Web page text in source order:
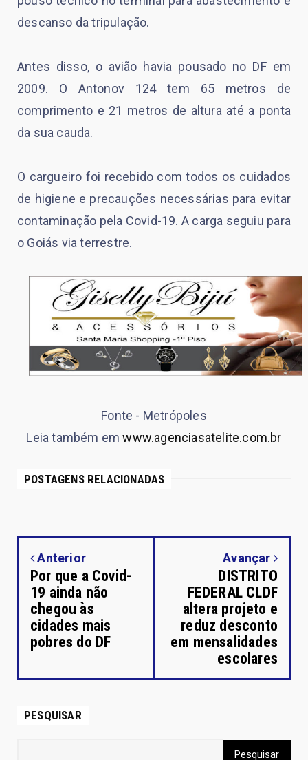
descanso da tripulação.
Antes disso, o avião havia pousado no DF em
2009. O Antonov 124 tem 65 metros de
comprimento e 21 metros de altura até a ponta
da sua cauda.
O cargueiro foi recebido com todos os cuidados
de higiene e precauções necessárias para evitar
contaminação pela Covid-19. A carga seguiu para
o Goiás via terrestre.
Fonte - Metrópoles
Leia também emwww.agenciasatelite.com.br
POSTAGENS RELACIONADAS
Anterior
Por que a Covid-
19 ainda não
chegou às
cidades mais
pobres do DF
Avançar
DISTRITO
FEDERAL CLDF
altera projeto e
reduz desconto
em mensalidades
escolares
PESQUISAR